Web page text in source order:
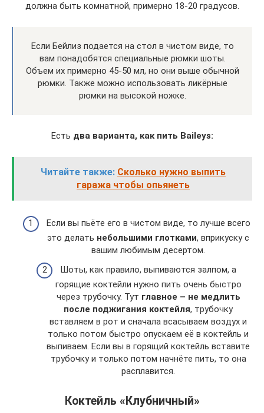
должна быть комнатной, примерно 18-20 градусов.
Если Бейлиз подается на стол в чистом виде, то
вам понадобятся специальные рюмки шоты.
Объем их примерно 45-50 мл, но они выше обычной
рюмки. Также можно использовать ликёрные
рюмки на высокой ножке.
Есть два варианта, как пить Baileys:
Читайте также: Сколько нужно выпить
гаража чтобы опьянеть
Если вы пьёте его в чистом виде, то лучше всего
это делать небольшими глотками, вприкуску с
вашим любимым десертом.
Шоты, как правило, выпиваются залпом, а
горящие коктейли нужно пить очень быстро
через трубочку. Тут главное – не медлить
после поджигания коктейля, трубочку
вставляем в рот и сначала всасываем воздух и
только потом быстро опускаем её в коктейль и
выпиваем. Если вы в горящий коктейль вставите
трубочку и только потом начнёте пить, то она
расплавится.
Коктейль «Клубничный»